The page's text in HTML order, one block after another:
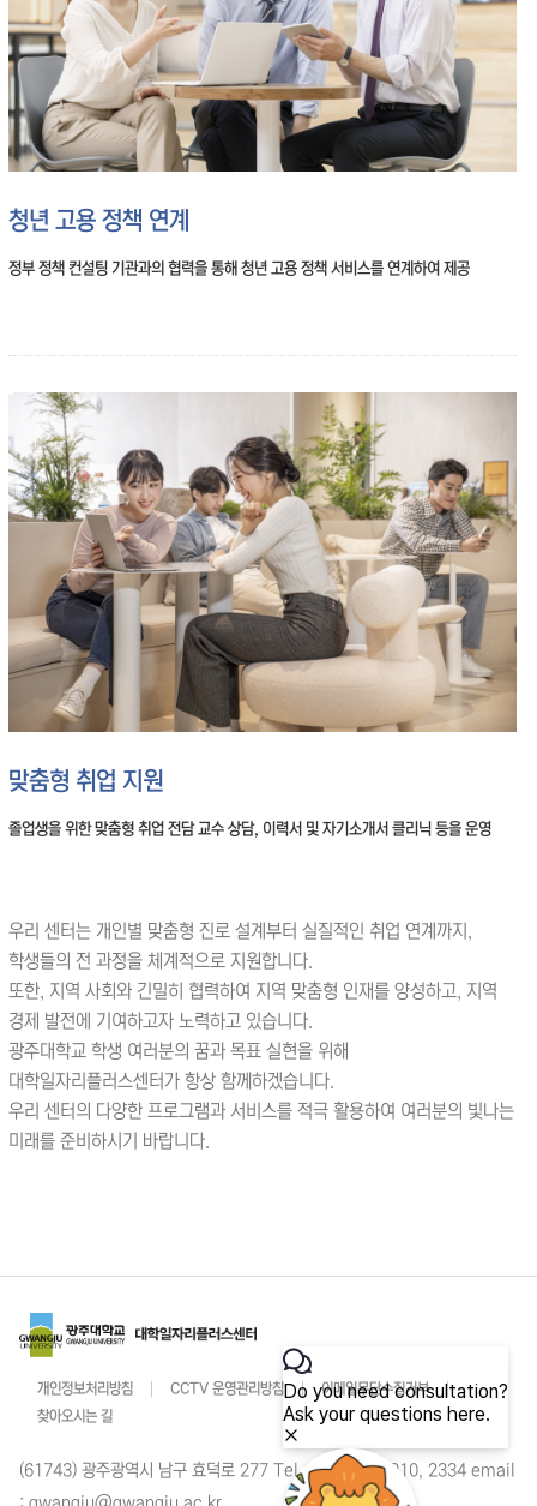
청년 고용 정책 연계
정부 정책 컨설팅 기관과의 협력을 통해 청년 고용 정책 서비스를 연계하여 제공
맞춤형 취업 지원
졸업생을 위한 맞춤형 취업 전담 교수 상담, 이력서 및 자기소개서 클리닉 등을 운영
우리 센터는 개인별 맞춤형 진로 설계부터 실질적인 취업 연계까지,
학생들의 전 과정을 체계적으로 지원합니다.
또한, 지역 사회와 긴밀히 협력하여 지역 맞춤형 인재를 양성하고, 지역
경제 발전에 기여하고자 노력하고 있습니다.
광주대학교 학생 여러분의 꿈과 목표 실현을 위해
대학일자리플러스센터가 항상 함께하겠습니다.
우리 센터의 다양한 프로그램과 서비스를 적극 활용하여 여러분의 빛나는
미래를 준비하시기 바랍니다.
개인정보처리방침 CCTV 운영관리방침
이메일무단수집거부
찾아오시는 길
(61743) 광주광역시 남구 효덕로 277 Tel : 062 670 2910, 2334 email